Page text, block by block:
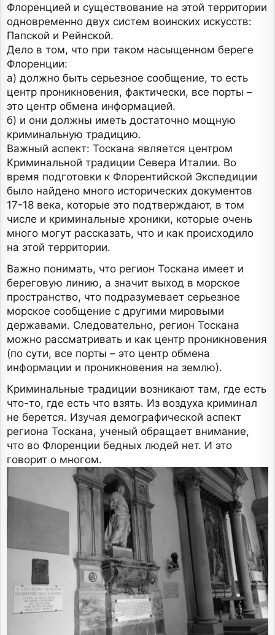
Флоренцией и существование на этой территории
одновременно двух систем воинских искусств:
Папской и Рейнской.
Дело в том, что при таком насыщенном береге
Флоренции:
а) должно быть серьезное сообщение, то есть
центр проникновения, фактически, все порты –
это центр обмена информацией.
б) и они должны иметь достаточно мощную
криминальную традицию.
Важный аспект: Тоскана является центром
Криминальной традиции Севера Италии. Во
время подготовки к Флорентийской Экспедиции
было найдено много исторических документов
17-18 века, которые это подтверждают, в том
числе и криминальные хроники, которые очень
много могут рассказать, что и как происходило
на этой территории.
Важно понимать, что регион Тоскана имеет и
береговую линию, а значит выход в морское
пространство, что подразумевает серьезное
морское сообщение с другими мировыми
державами. Следовательно, регион Тоскана
можно рассматривать и как центр проникновения
(по сути, все порты – это центр обмена
информации и проникновения на землю).
Криминальные традиции возникают там, где есть
что-то, где есть что взять. Из воздуха криминал
не берется. Изучая демографической аспект
региона Тоскана, ученый обращает внимание,
что во Флоренции бедных людей нет. И это
говорит о многом.